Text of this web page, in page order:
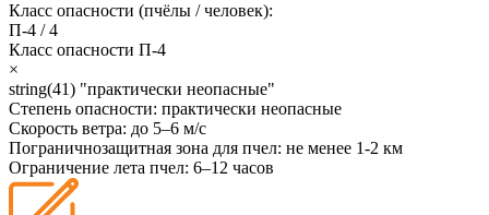
Класс опасности (пчёлы / человек):
П-4 /4
Класс опасности П-4
×
string(41) "практически неопасные"
Степень опасности: практически неопасные
Скорость ветра: до 5–6 м/с
Пограничнозащитная зона для пчел: не менее 1-2 км
Ограничение лета пчел: 6–12 часов